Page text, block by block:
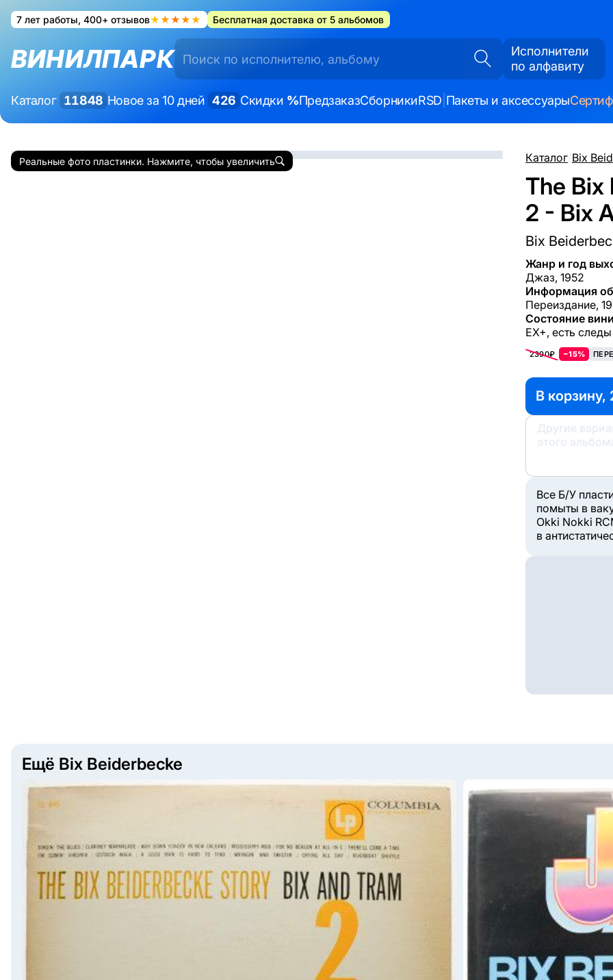
7 лет работы, 400+ отзывов★★★★★ Бесплатная доставка от 5 альбомов
ВИНИЛПАРК
Исполнители
по алфавиту
Каталог 11848 Новое за 10 дней 426 Скидки %ПредзаказСборникиRSD Пакеты и аксессуары
Каталог/Bix
The Bix
2 - Bix
Bix
Жанр и год
Джаз, 1952
Информация
Переиздание,
Состояние
EX+, есть
2390₽ −15%
В корзину,
Другие
этого
Все Б/У
помыты в
Okki Nokki
в
Реальные фото пластинки. Нажмите, чтобы увеличить
Ещё Bix Beiderbecke